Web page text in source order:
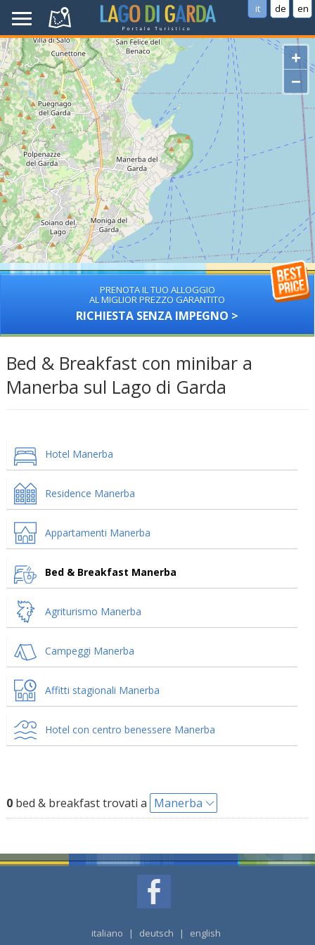
it de en
+
−
PRENOTA IL TUO ALLOGGIO
AL MIGLIOR PREZZO GARANTITO
RICHIESTA SENZA IMPEGNO >
Bed & Breakfast con minibar a
Manerba sul Lago di Garda
Hotel Manerba
Residence Manerba
Appartamenti Manerba
Bed & Breakfast Manerba
Agriturismo Manerba
Campeggi Manerba
Affitti stagionali Manerba
Hotel con centro benessere Manerba
0bed & breakfast trovati a Manerba
italiano | deutsch | english